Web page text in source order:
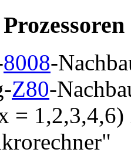
8008-
Z80-
= 1,2,3,4,6)